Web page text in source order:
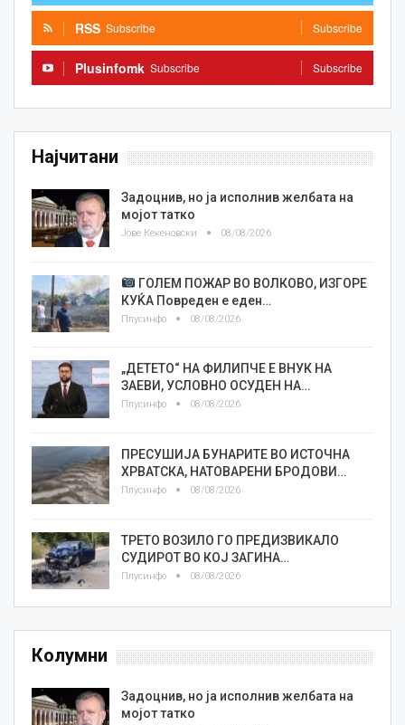
RSS Subscribe Subscribe
Plusinfomk Subscribe Subscribe
Најчитани
Задоцнив, но ја исполнив желбата на
мојот татко
Јове Кекеновски 08/08/2026
ГОЛЕМ ПОЖАР ВО ВОЛКОВО, ИЗГОРЕ
КУЌА Повреден е еден…
Плусинфо 08/08/2026
„ДЕТЕТО“ НА ФИЛИПЧЕ Е ВНУК НА
ЗАЕВИ, УСЛОВНО ОСУДЕН НА…
Плусинфо 08/08/2026
ПРЕСУШИЈА БУНАРИТЕ ВО ИСТОЧНА
ХРВАТСКА, НАТОВАРЕНИ БРОДОВИ…
Плусинфо 08/08/2026
ТРЕТО ВОЗИЛО ГО ПРЕДИЗВИКАЛО
СУДИРОТ ВО КОЈ ЗАГИНА…
Плусинфо 08/08/2026
Колумни
Задоцнив, но ја исполнив желбата на
мојот татко